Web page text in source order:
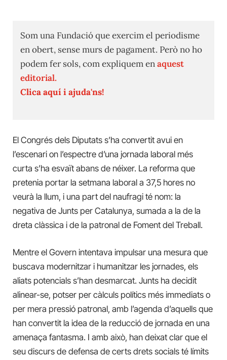
Som una Fundació que exercim el periodisme
en obert, sense murs de pagament. Però no ho
podem fer sols, com expliquem enaquest
editorial.
Clica aquí i ajuda'ns!
El Congrés dels Diputats s’ha convertit avui en
l’escenari on l’espectre d’una jornada laboral més
curta s’ha esvaït abans de néixer. La reforma que
pretenia portar la setmana laboral a 37,5 hores no
veurà la llum, i una part del naufragi té nom: la
negativa de Junts per Catalunya, sumada a la de la
dreta clàssica i de la patronal de Foment del Treball.
Mentre el Govern intentava impulsar una mesura que
buscava modernitzar i humanitzar les jornades, els
aliats potencials s’han desmarcat. Junts ha decidit
alinear-se, potser per càlculs polítics més immediats o
per mera pressió patronal, amb l’agenda d’aquells que
han convertit la idea de la reducció de jornada en una
amenaça fantasma. I amb això, han deixat clar que el
seu discurs de defensa de certs drets socials té límits